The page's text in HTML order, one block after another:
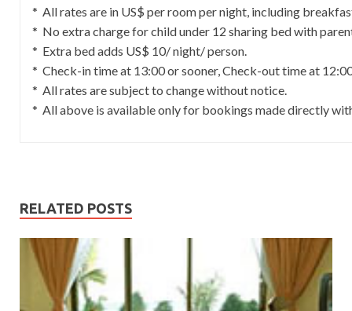
* All rates are in US$ per room per night, including
* No extra charge for child under 12 sharing bed with
* Extra bed adds US$ 10/ night/ person.
* Check-in time at 13:00 or sooner, Check-out time at
* All rates are subject to change without notice.
* All above is available only for bookings made directly
RELATED POSTS